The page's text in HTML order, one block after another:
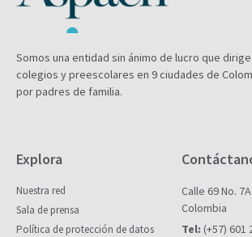
Somos una entidad sin ánimo de lucro que
colegios y preescolares en 9 ciudades de
por padres de familia.
Explora
Nuestra red
Sala de prensa
Política de protección de datos
Calle 69 No.
Colombia
Tel: (+57) 601